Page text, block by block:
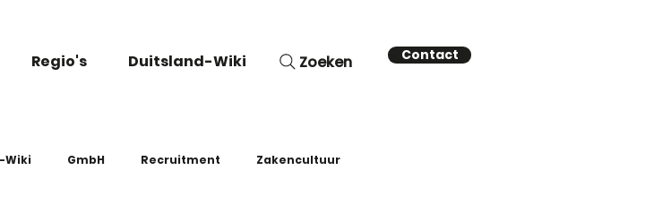
Regio's Duitsland-Wiki Zoeken Contact
Wiki GmbH Recruitment Zakencultuur